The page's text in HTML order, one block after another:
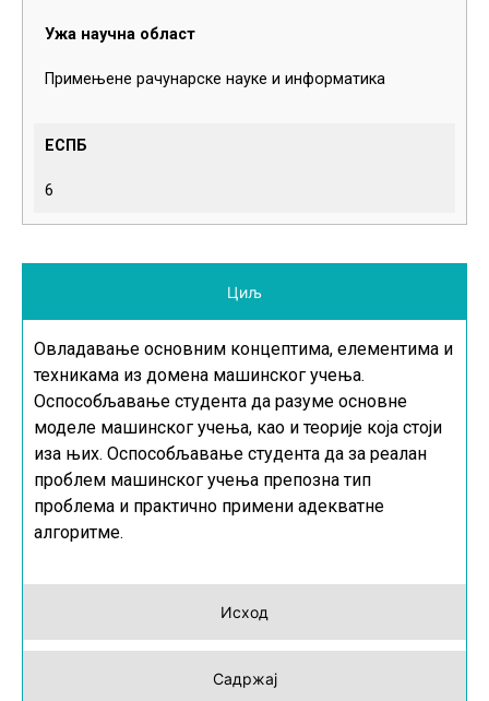
Ужа научна област
Примењене рачунарске науке и информатика
ЕСПБ
6
Циљ
Исход
Садржај
Овладавање основним концептима, елементима и
техникама из домена машинског учења.
Оспособљавање студента да разуме основне
моделе машинског учења, као и теорије која стоји
иза њих. Оспособљавање студента да за реалан
проблем машинског учења препозна тип
проблема и практично примени адекватне
алгоритме.